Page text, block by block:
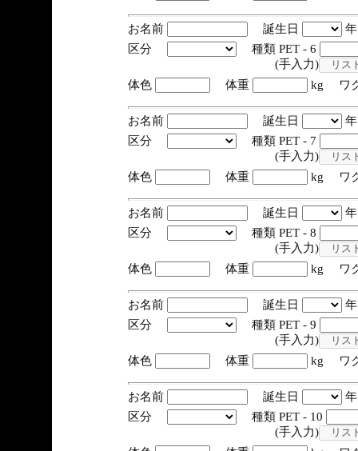
お名前 誕生日
区分
種類 PET - 6
(手入力)
体色
体重 kg ワ
お名前 誕生日
区分
種類 PET - 7
(手入力)
体色
体重 kg ワ
お名前 誕生日
区分
種類 PET - 8
(手入力)
体色
体重 kg ワ
お名前 誕生日
区分
種類 PET - 9
(手入力)
体色
体重 kg ワ
お名前 誕生日
区分
種類 PET - 10
(手入力)